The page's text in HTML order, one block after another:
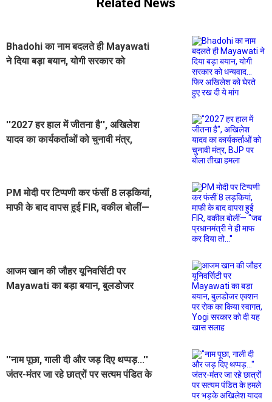
Bhadohi का नाम बदलते ही Mayawati
ने दिया बड़ा बयान, योगी सरकार को
''2027 हर हाल में जीतना है'', अखिलेश
यादव का कार्यकर्ताओं को चुनावी मंत्र,
PM मोदी पर टिप्पणी कर फंसीं 8 लड़कियां,
माफी के बाद वापस हुई FIR, वकील बोलीं—
आजम खान की जौहर यूनिवर्सिटी पर
Mayawati का बड़ा बयान, बुलडोजर
''नाम पूछा, गाली दी और जड़ दिए थप्पड़...''
जंतर-मंतर जा रहे छात्रों पर सत्यम पंडित के